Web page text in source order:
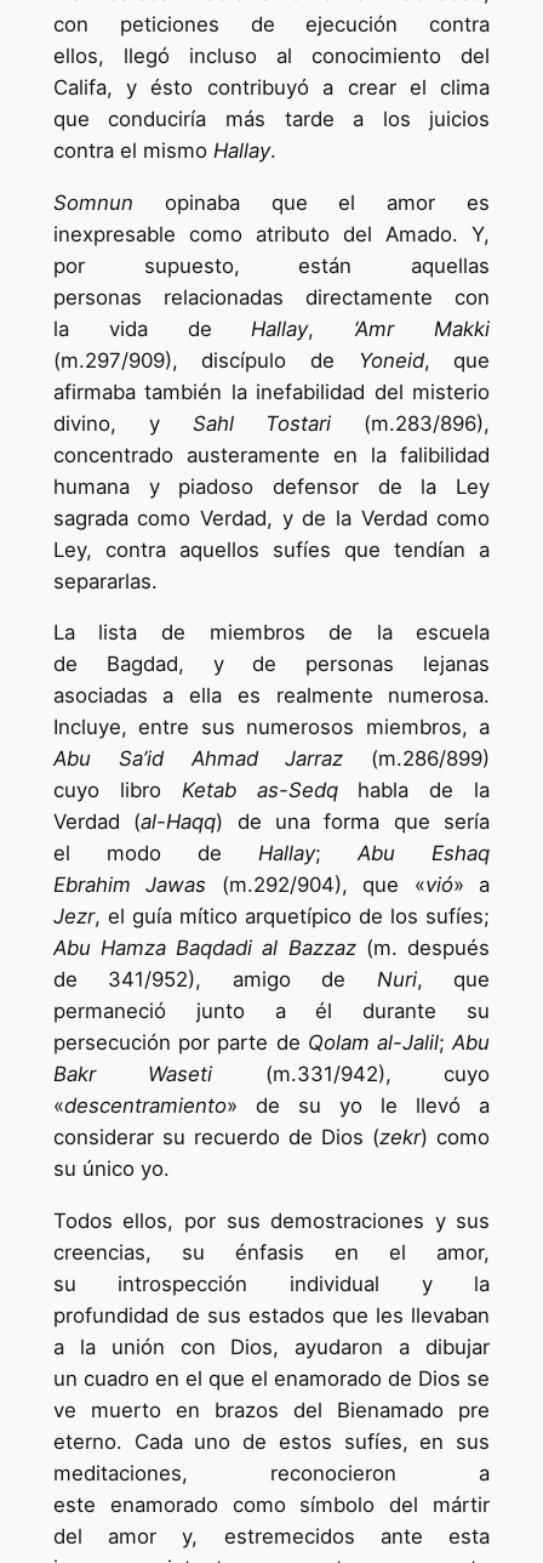
con peticiones de ejecución contra
ellos, llegó incluso al conocimiento del
Califa, y ésto contribuyó a crear el clima
que conduciría más tarde a los juicios
contra el mismo Hallay.
Somnun opinaba que el amor es
inexpresable como atributo del Amado. Y,
por supuesto, están aquellas
personas relacionadas directamente con
la vida de Hallay, ‘Amr Makki
(m.297/909), discípulo de
Yoneid, que
afirmaba también la inefabilidad del misterio
divino, y Sahl Tostari (m.283/896),
concentrado austeramente en la falibilidad
humana y piadoso defensor de la Ley
sagrada como Verdad, y de la Verdad como
Ley, contra aquellos sufíes que tendían a
separarlas.
La lista de miembros de la escuela
de Bagdad, y de personas lejanas
asociadas a ella es realmente numerosa.
Incluye, entre sus numerosos miembros, a
Abu Sa’id Ahmad Jarraz (m.286/899)
cuyo libro Ketab as-Sedqhabla de la
Verdad (al-Haqq) de una forma que sería
el modo deHallay;Abu Eshaq
Ebrahim Jawas (m.292/904), que «vió» a
Jezr, el guía mítico arquetípico de los sufíes;
Abu Hamza Baqdadi al Bazzaz(m. después
de 341/952), amigo de Nuri, que
permaneció junto a él durante su
persecución por parte de Qolam al-Jalil;Abu
Bakr Waseti (m.331/942), cuyo
«descentramiento» de su yo le llevó a
considerar su recuerdo de Dios (zekr) como
su único yo.
Todos ellos, por sus demostraciones y sus
creencias, su énfasis en el amor,
su introspección individual y la
profundidad de sus estados que les llevaban
a la unión con Dios, ayudaron a dibujar
un cuadro en el que el enamorado de Dios se
ve muerto en brazos del Bienamado pre
eterno. Cada uno de estos sufíes, en sus
meditaciones, reconocieron a
este enamorado como símbolo del mártir
del amor y, estremecidos ante esta